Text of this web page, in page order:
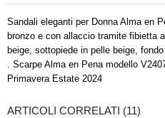
Sandali eleganti per Donna Alma en
bronzo e con allaccio tramite fibietta
beige, sottopiede in pelle beige,
. Scarpe Alma en Pena modello
Primavera Estate 2024
ARTICOLI CORRELATI (11)